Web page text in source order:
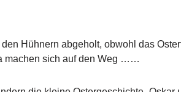
Hühnern abgeholt, obwohl das
machen sich auf den Weg ……